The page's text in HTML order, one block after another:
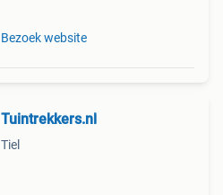
Bezoek website
Tuintrekkers.nl
Tiel